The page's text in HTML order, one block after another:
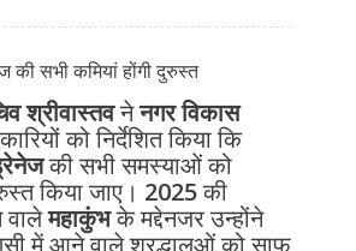
सभी कमियां होंगी दुरुस्त
श्रीवास्तवनेनगर विकास
को निर्देशित किया कि
की सभी समस्याओं को
किया जाए। 2025की
वालेमहाकुंभके मद्देनजर उन्होंने
में आने वाले श्रद्धालुओं को साफ